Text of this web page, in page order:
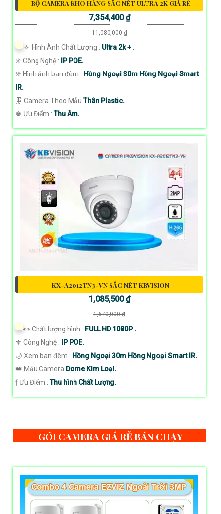
BỘ CAMERA KHO HÀNG SẮC NÉT ULTRA 2K GIÁ RẺ
7,354,400 ₫
11,080,000 ₫
🔅 Hình Ành Chất Lượng : Ultra 2k + .
✳️ Công Nghệ :
IP POE.
❈ Hình ảnh ban đêm : Hồng Ngoại 30m Hồng Ngoại Smart
IR.
🗜️ Camera Theo MẫuThân Plastic.
️♚ Ưu Điểm :Thu Âm.
KX-A2012TN3-VN SẮC NÉT KBVISION
1,085,500 ₫
1,670,000 ₫
️👀 Chất lượng hình : FULL HD 1080P .
⚜️ Công Nghệ :
IP POE.
🌙 Xem ban đêm : Hồng Ngoại 30m Hồng Ngoại Smart IR.
👑 Mẫu Camera Dome Kim Loại.
️ƒ Ưu Điểm :Thu hình Chất Lượng.
GÓI CAMERA GIÁ RẺ BÁN CHẠY